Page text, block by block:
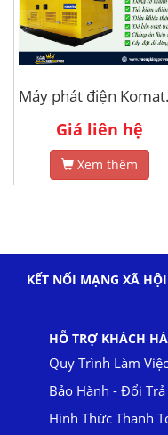
Giá liên hệ
Xem thêm
KẾT NỐI MẠNG XÃ HỘI
HỖ TRỢ KHÁCH
Quy Trình Làm Việc
Bảo Hành - Đổi Trả
Hình Thức Thanh